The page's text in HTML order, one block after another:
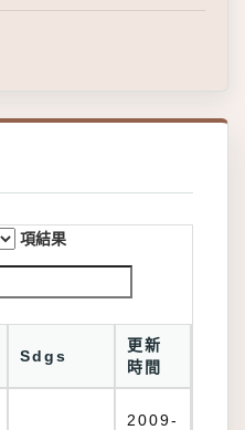
項結果
Sdgs
更新
時間
2009-